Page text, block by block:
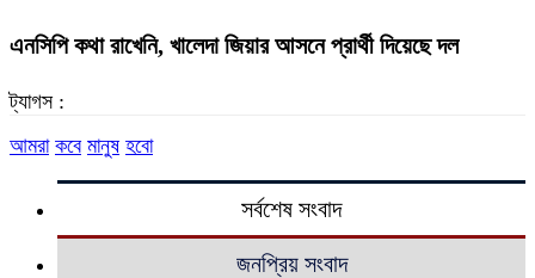
এনসিপি কথা রাখেনি, খালেদা জিয়ার আসনে প্রার্থী দিয়েছে দল
ট্যাগস :
আমরা কবে মানুষ হবো
সর্বশেষ সংবাদ
জনপ্রিয় সংবাদ